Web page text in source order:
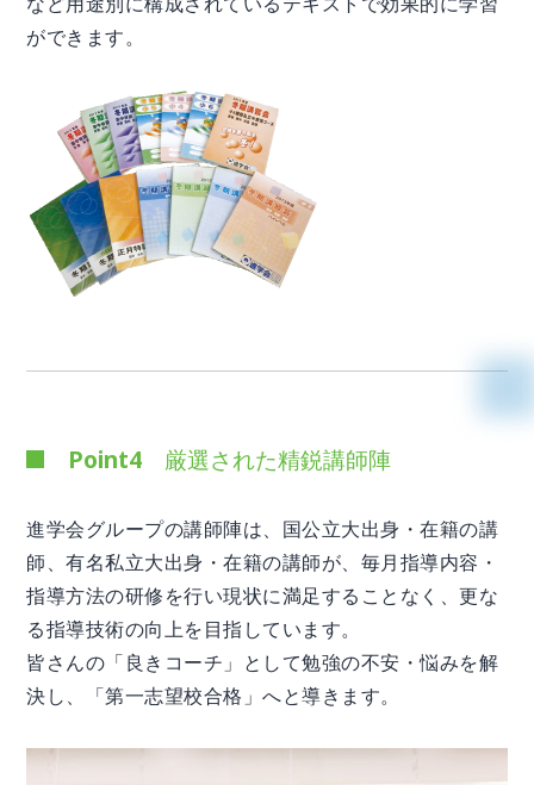
ができます。
Point4 厳選された精鋭講師陣
進学会グループの講師陣は、国公立大出身・在籍の講
師、有名私立大出身・在籍の講師が、毎月指導内容・
指導方法の研修を行い現状に満足することなく、更な
る指導技術の向上を目指しています。
皆さんの「良きコーチ」として勉強の不安・悩みを解
決し、「第一志望校合格」へと導きます。